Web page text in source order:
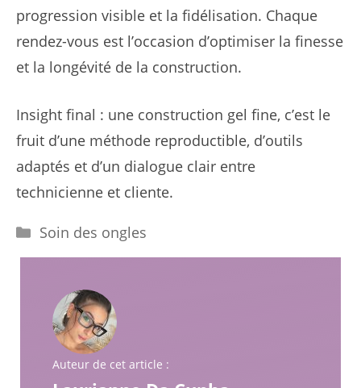
progression visible et la fidélisation. Chaque
rendez-vous est l’occasion d’optimiser la finesse
et la longévité de la construction.
Insight final : une construction gel fine, c’est le
fruit d’une méthode reproductible, d’outils
adaptés et d’un dialogue clair entre
technicienne et cliente.
Catégories
Soin des ongles
Auteur de cet article :